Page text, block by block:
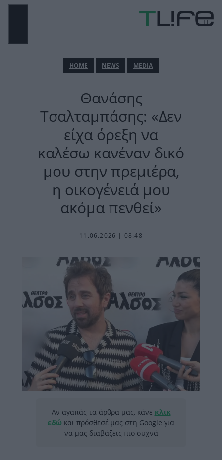
Μετάβαση
ΗΟΜΕ NEWS MEDIA
Θανάσης
Τσαλταμπάσης: «Δεν
είχα όρεξη να
καλέσω κανέναν δικό
μου στην πρεμιέρα,
η οικογένειά μου
ακόμα πενθεί»
11.06.2026 | 08:48
Αν αγαπάς τα άρθρα μας, κάνε κλικ
εδώ και πρόσθεσέ μας στη Google για
να μας διαβάζεις πιο συχνά